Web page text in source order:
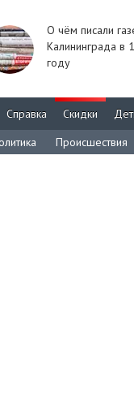
О чём писали
Калининграда в
году
Справка Скидки
Происшествия